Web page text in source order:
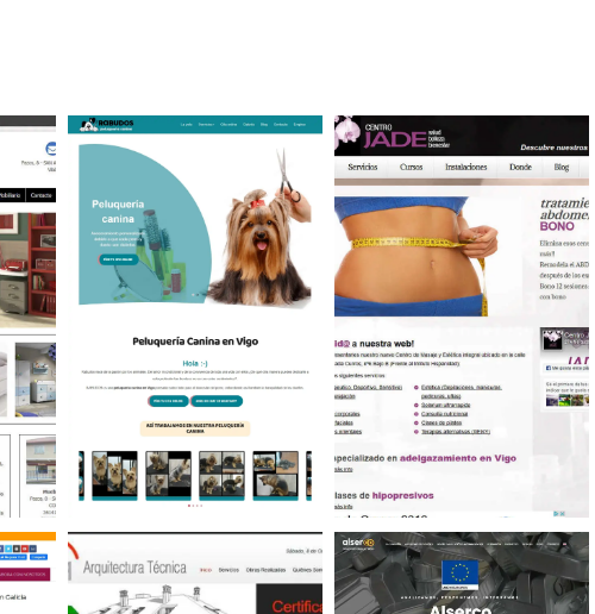
Diseño web Peluquería
canina
Diseño web Productos de
belleza